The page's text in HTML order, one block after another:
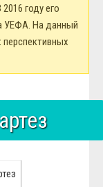
году его
УЕФА. На данный